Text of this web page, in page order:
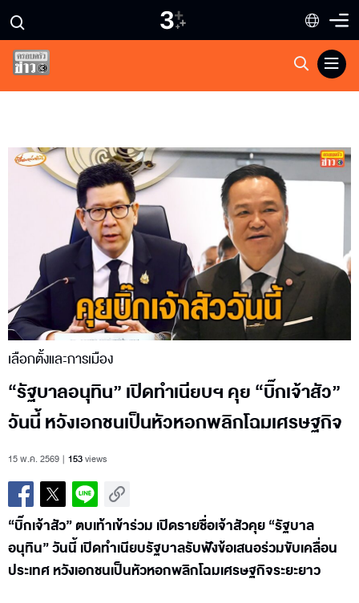
เลือกตั้งและการเมือง
“รัฐบาลอนุทิน” เปิดทำเนียบฯ คุย “บิ๊กเจ้าสัว”
วันนี้ หวังเอกชนเป็นหัวหอกพลิกโฉมเศรษฐกิจ
15 พ.ค. 2569 153views
“บิ๊กเจ้าสัว” ตบเท้าเข้าร่วม เปิดรายชื่อเจ้าสัวคุย “รัฐบาล
อนุทิน” วันนี้ เปิดทำเนียบรัฐบาลรับฟังข้อเสนอร่วมขับเคลื่อน
ประเทศ หวังเอกชนเป็นหัวหอกพลิกโฉมเศรษฐกิจระยะยาว